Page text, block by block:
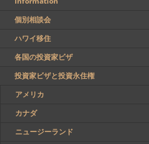
個別相談会
ハワイ移住
各国の投資家ビザ
投資家ビザと投資永住権
アメリカ
カナダ
ニュージーランド